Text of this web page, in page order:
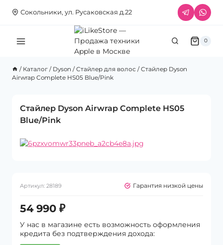
Сокольники, ул. Русаковская д.22
0
/ Каталог / Dyson / Стайлер для волос / Стайлер Dyson
Airwrap Complete HS05 Blue/Pink
Стайлер Dyson Airwrap Complete HS05
Blue/Pink
Артикул: 28189 Гарантия низкой цены
54 990 ₽
У нас в магазине есть возможность оформления
кредита без подтверждения дохода: